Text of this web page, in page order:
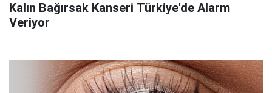
Kalın Bağırsak Kanseri Türkiye'de Alarm
Veriyor